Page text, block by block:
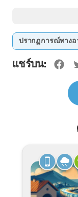
ปรากฏการณ์ทางอ
แชร์บน: